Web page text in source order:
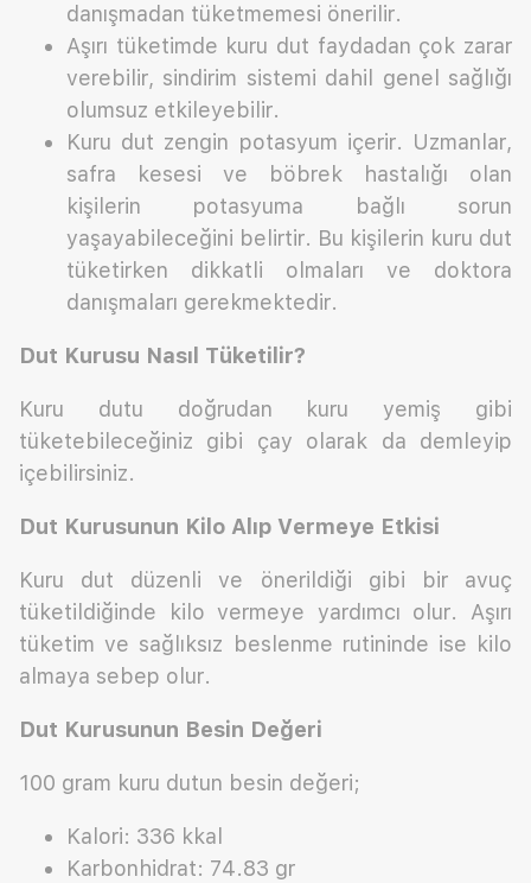
danışmadan tüketmemesi önerilir.
Aşırı tüketimde kuru dut faydadan çok zarar
verebilir, sindirim sistemi dahil genel sağlığı
olumsuz etkileyebilir.
Kuru dut zengin potasyum içerir. Uzmanlar,
safra kesesi ve böbrek hastalığı olan
kişilerin potasyuma bağlı sorun
yaşayabileceğini belirtir. Bu kişilerin kuru dut
tüketirken dikkatli olmaları ve doktora
danışmaları gerekmektedir.
Dut Kurusu Nasıl Tüketilir?
Kuru dutu doğrudan kuru yemiş gibi
tüketebileceğiniz gibi çay olarak da demleyip
içebilirsiniz.
Dut Kurusunun Kilo Alıp Vermeye Etkisi
Kuru dut düzenli ve önerildiği gibi bir avuç
tüketildiğinde kilo vermeye yardımcı olur. Aşırı
tüketim ve sağlıksız beslenme rutininde ise kilo
almaya sebep olur.
Dut Kurusunun Besin Değeri
100 gram kuru dutun besin değeri;
Kalori: 336 kkal
Karbonhidrat: 74.83 gr